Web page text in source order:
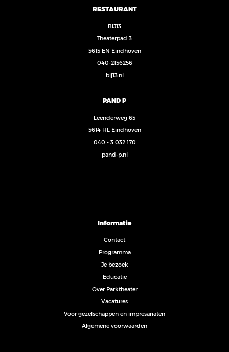
RESTAURANT
BIJ13
Theaterpad 3
5615 EN Eindhoven
040-2156256
bij13.nl
PAND P
Leenderweg 65
5614 HL Eindhoven
040 - 3 032 170
pand-p.nl
Informatie
Contact
Programma
Je bezoek
Educatie
Over Parktheater
Vacatures
Voor gezelschappen en impresariaten
Algemene voorwaarden